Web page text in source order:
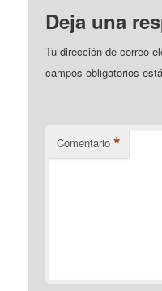
Deja una
Tu dirección de correo
campos obligatorios
Comentario *